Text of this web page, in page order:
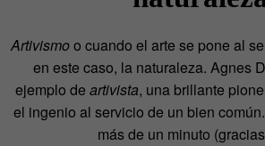
Artivismoo cuando el arte se pone al
en este caso, la naturaleza. Agnes
ejemplo de artivista, una brillante
el ingenio al servicio de un bien
más de un minuto